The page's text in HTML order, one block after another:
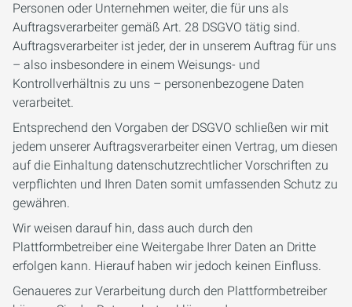
Personen oder Unternehmen weiter, die für uns als
Auftragsverarbeiter gemäß Art. 28 DSGVO tätig sind.
Auftragsverarbeiter ist jeder, der in unserem Auftrag für uns
– also insbesondere in einem Weisungs- und
Kontrollverhältnis zu uns – personenbezogene Daten
verarbeitet.
Entsprechend den Vorgaben der DSGVO schließen wir mit
jedem unserer Auftragsverarbeiter einen Vertrag, um diesen
auf die Einhaltung datenschutzrechtlicher Vorschriften zu
verpflichten und Ihren Daten somit umfassenden Schutz zu
gewähren.
Wir weisen darauf hin, dass auch durch den
Plattformbetreiber eine Weitergabe Ihrer Daten an Dritte
erfolgen kann. Hierauf haben wir jedoch keinen Einfluss.
Genaueres zur Verarbeitung durch den Plattformbetreiber